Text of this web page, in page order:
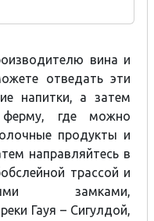
вина и
отведать эти
напитки, а затем
ферму, где можно
продукты и
направляйтесь в
трассой и
замками,
Гауя – Сигулдой,